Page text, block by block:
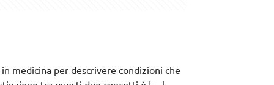
medicina per descrivere condizioni che